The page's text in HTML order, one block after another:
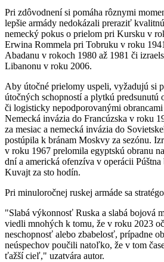
Pri zdôvodnení si pomáha rôznymi
lepšie armády nedokázali preraziť
nemecký pokus o prielom pri Kursku v
Erwina Rommela pri Tobruku v roku
Abadanu v rokoch 1980 až 1981 či
Libanonu v roku 2006.
Aby útočné prielomy uspeli, vyžadujú si
útočných schopností a plytkú predsunutú
či logisticky nepodporovanými
Nemecká invázia do Francúzska v roku
za mesiac a nemecká invázia do
postúpila k bránam Moskvy za sezónu.
v roku 1967 prelomila egyptskú obranu
dní a americká ofenzíva v operácii
Kuvajt za sto hodín.
Pri minuloročnej ruskej armáde sa
"Slabá výkonnosť Ruska a slabá bojová
viedli mnohých k tomu, že v roku 2023
neschopnosť alebo zbabelosť, prípadne
neúspechov poučili natoľko, že v tom
ťažší cieľ," uzatvára autor.